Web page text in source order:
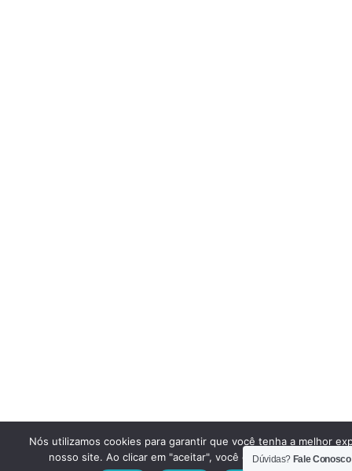
Dúvidas? Fale Conosco
Nós utilizamos cookies para garantir que você tenha a melhor
nosso site. Ao clicar em "aceitar", você concorda em utilizar